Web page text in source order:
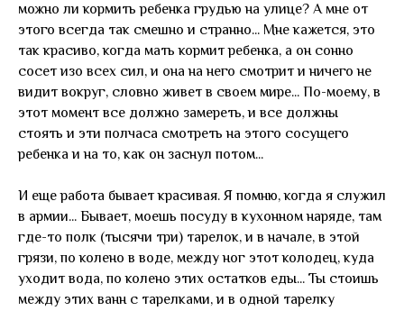
можно ли кормить ребенка грудью на улице? А мне от
этого всегда так смешно и странно... Мне кажется, это
так красиво, когда мать кормит ребенка, а он сонно
сосет изо всех сил, и она на него смотрит и ничего не
видит вокруг, словно живет в своем мире... По-моему, в
этот момент все должно замереть, и все должны
стоять и эти полчаса смотреть на этого сосущего
ребенка и на то, как он заснул потом...
И еще работа бывает красивая. Я помню, когда я служил
в армии... Бывает, моешь посуду в кухонном наряде, там
где-то полк (тысячи три) тарелок, и в начале, в этой
грязи, по колено в воде, между ног этот колодец, куда
уходит вода, по колено этих остатков еды... Ты стоишь
между этих ванн с тарелками, и в одной тарелку